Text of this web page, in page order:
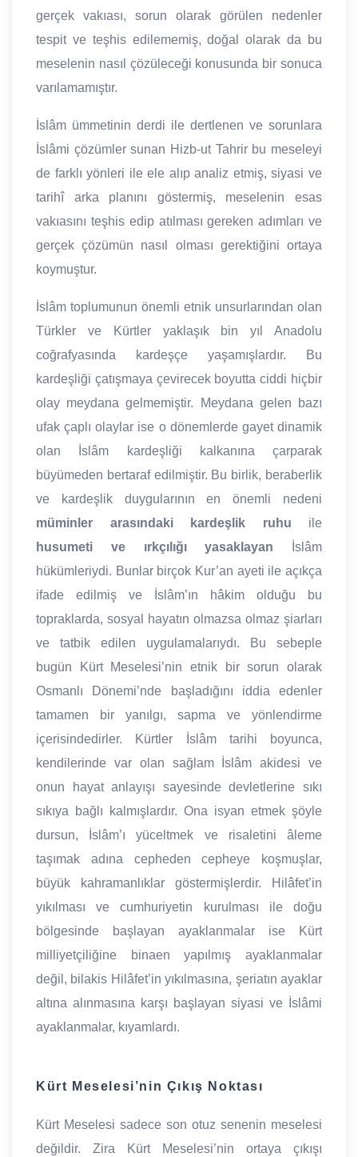
gerçek vakıası, sorun olarak görülen nedenler
tespit ve teşhis edilememiş, doğal olarak da bu
meselenin nasıl çözüleceği konusunda bir sonuca
varılamamıştır.
İslâm ümmetinin derdi ile dertlenen ve sorunlara
İslâmi çözümler sunan Hizb-ut Tahrir bu meseleyi
de farklı yönleri ile ele alıp analiz etmiş, siyasi ve
tarihî arka planını göstermiş, meselenin esas
vakıasını teşhis edip atılması gereken adımları ve
gerçek çözümün nasıl olması gerektiğini ortaya
koymuştur.
İslâm toplumunun önemli etnik unsurlarından olan
Türkler ve Kürtler yaklaşık bin yıl Anadolu
coğrafyasında kardeşçe yaşamışlardır. Bu
kardeşliği çatışmaya çevirecek boyutta ciddi hiçbir
olay meydana gelmemiştir. Meydana gelen bazı
ufak çaplı olaylar ise o dönemlerde gayet dinamik
olan İslâm kardeşliği kalkanına çarparak
büyümeden bertaraf edilmiştir. Bu birlik, beraberlik
ve kardeşlik duygularının en önemli nedeni
müminler arasındaki kardeşlik ruhu ile
husumeti ve ırkçılığı yasaklayan İslâm
hükümleriydi. Bunlar birçok Kur’an ayeti ile açıkça
ifade edilmiş ve İslâm’ın hâkim olduğu bu
topraklarda, sosyal hayatın olmazsa olmaz şiarları
ve tatbik edilen uygulamalarıydı. Bu sebeple
bugün Kürt Meselesi’nin etnik bir sorun olarak
Osmanlı Dönemi’nde başladığını iddia edenler
tamamen bir yanılgı, sapma ve yönlendirme
içerisindedirler. Kürtler İslâm tarihi boyunca,
kendilerinde var olan sağlam İslâm akidesi ve
onun hayat anlayışı sayesinde devletlerine sıkı
sıkıya bağlı kalmışlardır. Ona isyan etmek şöyle
dursun, İslâm’ı yüceltmek ve risaletini âleme
taşımak adına cepheden cepheye koşmuşlar,
büyük kahramanlıklar göstermişlerdir. Hilâfet’in
yıkılması ve cumhuriyetin kurulması ile doğu
bölgesinde başlayan ayaklanmalar ise Kürt
milliyetçiliğine binaen yapılmış ayaklanmalar
değil, bilakis Hilâfet’in yıkılmasına, şeriatın ayaklar
altına alınmasına karşı başlayan siyasi ve İslâmi
ayaklanmalar, kıyamlardı.
Kürt Meselesi’nin Çıkış Noktası
Kürt Meselesi sadece son otuz senenin meselesi
değildir. Zira Kürt Meselesi’nin ortaya çıkışı